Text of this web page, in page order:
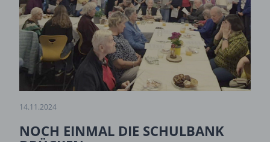
14.11.2024
NOCH EINMAL DIE SCHULBANK